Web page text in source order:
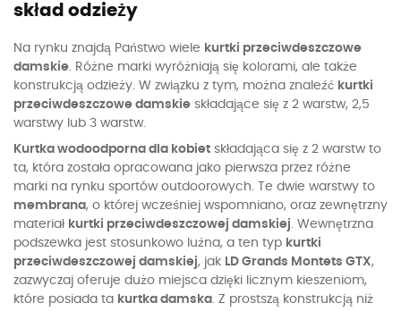
skład odzieży
Na rynku znajdą Państwo wiele kurtki przeciwdeszczowe
damskie. Różne marki wyróżniają się kolorami, ale także
konstrukcją odzieży. W związku z tym, można znaleźć kurtki
przeciwdeszczowe damskie składające się z 2 warstw, 2,5
warstwy lub 3 warstw.
Kurtka wodoodporna dla kobiet składająca się z 2 warstw to
ta, która została opracowana jako pierwsza przez różne
marki na rynku sportów outdoorowych. Te dwie warstwy to
membrana, o której wcześniej wspomniano, oraz zewnętrzny
materiał kurtki przeciwdeszczowej damskiej. Wewnętrzna
podszewka jest stosunkowo luźna, a ten typ kurtki
przeciwdeszczowej damskiej, jak LD Grands Montets GTX,
zazwyczaj oferuje dużo miejsca dzięki licznym kieszeniom,
które posiada ta kurtka damska. Z prostszą konstrukcją niż